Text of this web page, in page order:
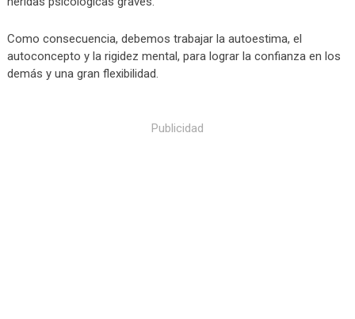
Como consecuencia, debemos trabajar la autoestima, el
autoconcepto y la rigidez mental, para lograr la confianza en los
demás y una gran flexibilidad.
Publicidad